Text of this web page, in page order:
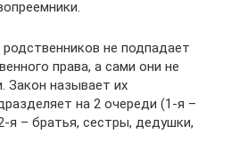
не подпадает
права, а сами они не
Закон называет их
на 2 очереди (1-я –
я – братья, сестры, дедушки,